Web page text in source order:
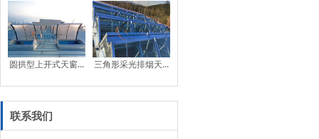
圆拱型上开式天窗... 三角形采光排烟天...
联系我们